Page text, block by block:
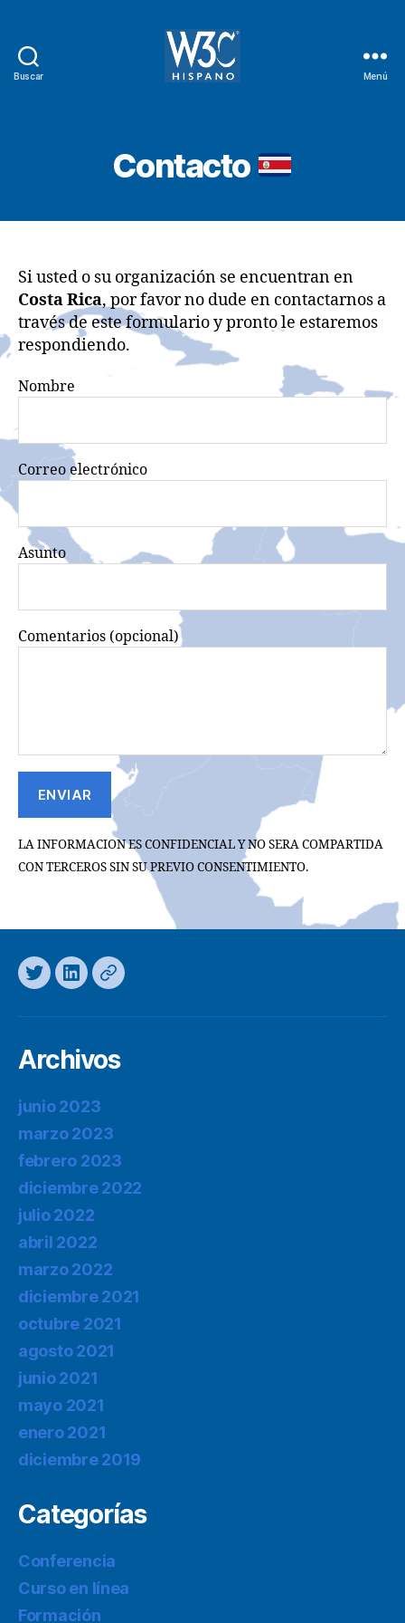
Buscar Menú
Contacto
Si usted o su organización se encuentran en
Costa Rica, por favor no dude en contactarnos a
través de este formulario y pronto le estaremos
respondiendo.
Nombre
Correo electrónico
Asunto
Comentarios (opcional)
LA INFORMACION ES CONFIDENCIAL Y NO SERA COMPARTIDA
CON TERCEROS SIN SU PREVIO CONSENTIMIENTO.
TwitterLinkedInMastodon
Archivos
junio 2023
marzo 2023
febrero 2023
diciembre 2022
julio 2022
abril 2022
marzo 2022
diciembre 2021
octubre 2021
agosto 2021
junio 2021
mayo 2021
enero 2021
diciembre 2019
Categorías
Conferencia
Curso en línea
Formación